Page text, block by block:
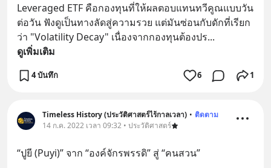
Leveraged ETF คือกองทุนที่ให้ผลตอบแทนทวีคูณแบบวัน
ต่อวัน ฟังดูเป็นทางลัดสู่ความรวย แต่มันซ่อนกับดักที่เรียก
ว่า "Volatility Decay" เนื่องจากกองทุนต้องปร...
ดูเพิ่มเติม
4 บันทึก 6 1
Timeless History (ประวัติศาสตร์ไร้กาลเวลา) • ติดตาม
14 ก.ค. 2022 เวลา 09:32 • ประวัติศาสตร์
“ปูยี (Puyi)” จาก “องค์จักรพรรดิ” สู่ “คนสวน”